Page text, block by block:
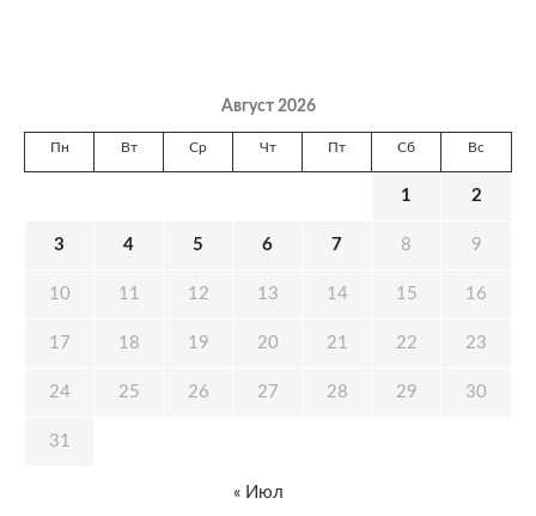
Август 2026
Пн Вт Ср Чт Пт Сб Вс
1 2
3 4 5 6 7 8 9
10 11 12 13 14 15 16
17 18 19 20 21 22 23
24 25 26 27 28 29 30
31
« Июл